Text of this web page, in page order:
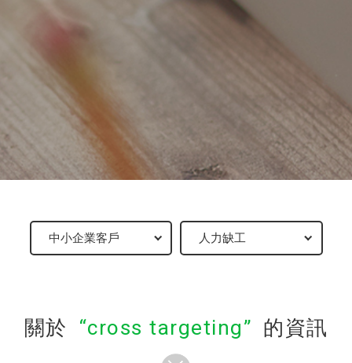
關於 cross targeting 的資訊